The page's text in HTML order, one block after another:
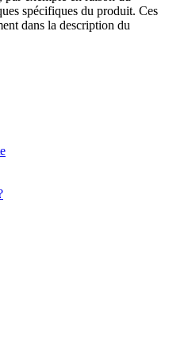
spécifiques du produit. Ces
dans la description du